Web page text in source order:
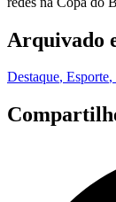
Arquivado
Destaque, Esporte,